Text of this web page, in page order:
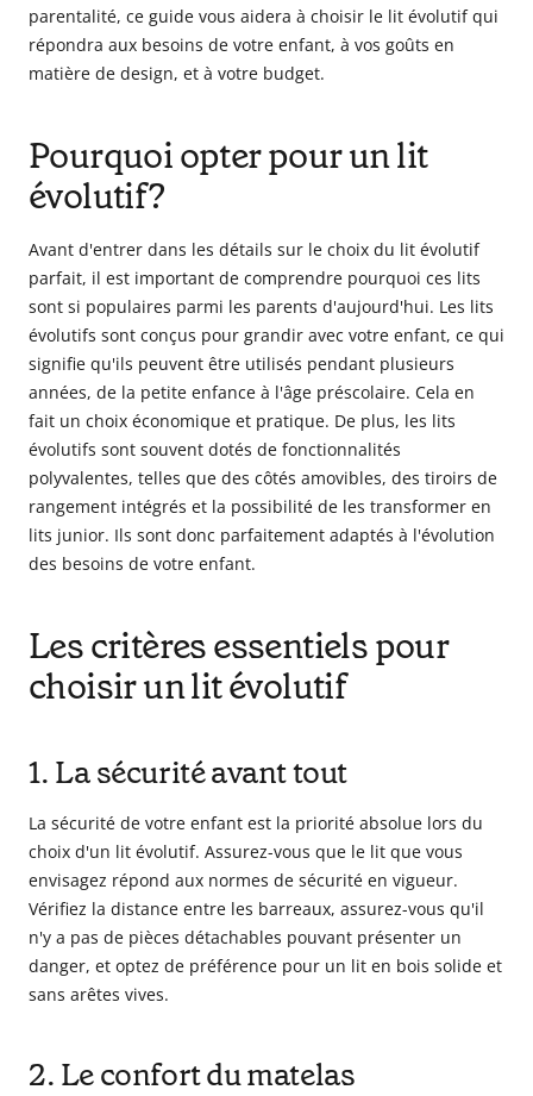
parentalité, ce guide vous aidera à choisir le lit évolutif qui
répondra aux besoins de votre enfant, à vos goûts en
matière de design, et à votre budget.
Pourquoi opter pour un lit
évolutif?
Avant d'entrer dans les détails sur le choix du lit évolutif
parfait, il est important de comprendre pourquoi ces lits
sont si populaires parmi les parents d'aujourd'hui. Les lits
évolutifs sont conçus pour grandir avec votre enfant, ce qui
signifie qu'ils peuvent être utilisés pendant plusieurs
années, de la petite enfance à l'âge préscolaire. Cela en
fait un choix économique et pratique. De plus, les lits
évolutifs sont souvent dotés de fonctionnalités
polyvalentes, telles que des côtés amovibles, des tiroirs de
rangement intégrés et la possibilité de les transformer en
lits junior. Ils sont donc parfaitement adaptés à l'évolution
des besoins de votre enfant.
Les critères essentiels pour
choisir un lit évolutif
1. La sécurité avant tout
La sécurité de votre enfant est la priorité absolue lors du
choix d'un lit évolutif. Assurez-vous que le lit que vous
envisagez répond aux normes de sécurité en vigueur.
Vérifiez la distance entre les barreaux, assurez-vous qu'il
n'y a pas de pièces détachables pouvant présenter un
danger, et optez de préférence pour un lit en bois solide et
sans arêtes vives.
2. Le confort du matelas